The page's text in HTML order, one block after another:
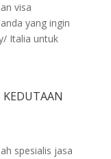
visa
yang ingin
Italia untuk
KEDUTAAN
spesialis jasa